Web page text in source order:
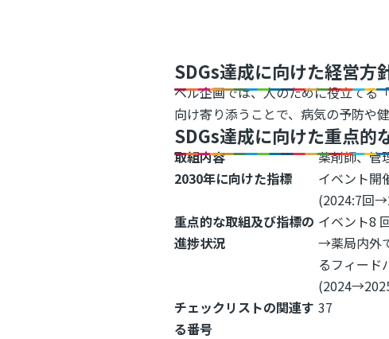
SDGs達成に向けた経営方
ベル企画では、人のために役立てる
向け寄り添うことで、病気の予防や
SDGs達成に向けた重点
取組内容
薬剤師、管
2030年に向けた指標
イベント開
(2024:7回
重点的な取組及び指標の
進捗状況
イベント8
→薬局内外
るフィード
チェックリストの関連す
る番号
37